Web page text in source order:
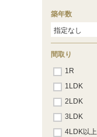
築年数
間取り
1R
1LDK
2LDK
3LDK
4LDK以上